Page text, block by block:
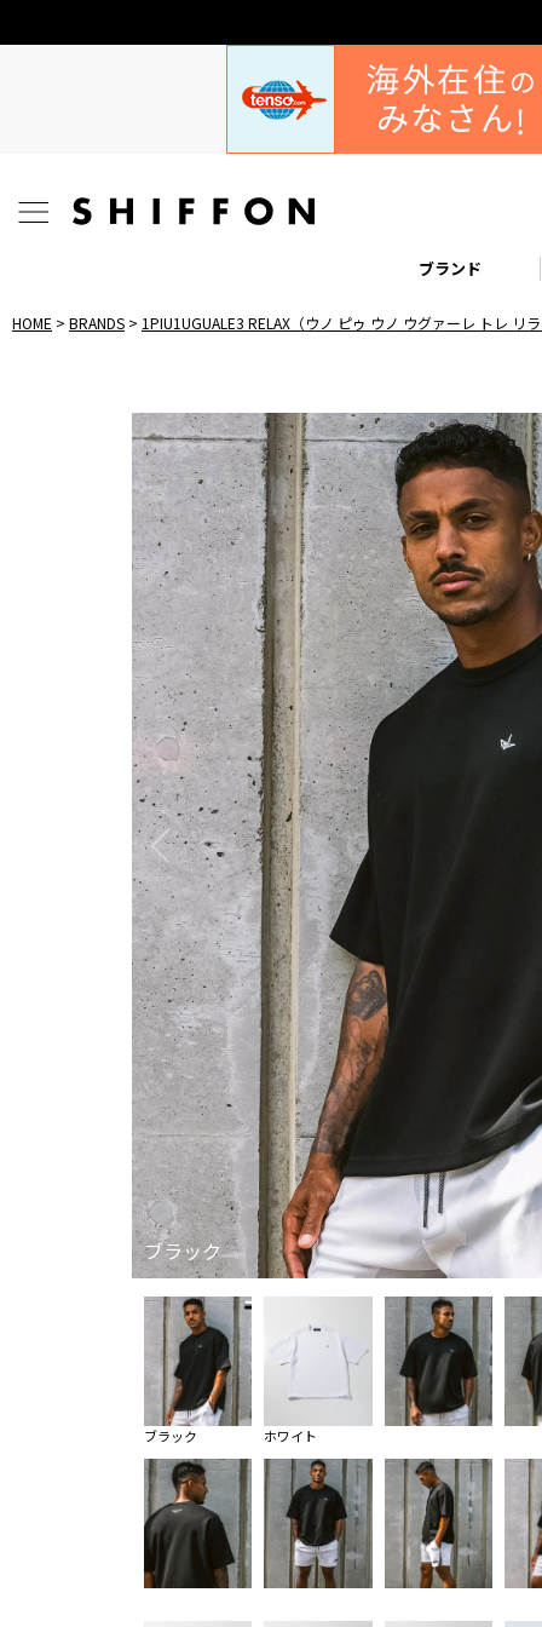
ブランド
HOME BRANDS 1PIU1UGUALE3 RELAX（ウノ ピゥ ウノ ウグァーレ トレ リ
ブラック
ブラック ホワイト